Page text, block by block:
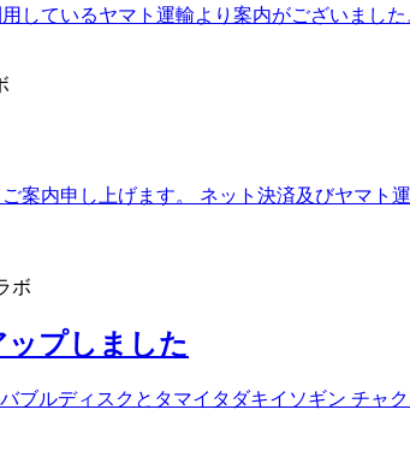
しているヤマト運輸より案内がございまし
案内申し上げます。 ネット決済及びヤマ
ボ
プしました
ブルディスクとタマイタダキイソギン チャ